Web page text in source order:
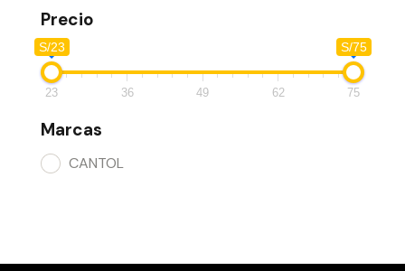
Precio
S/23 S/75
23 36 49 62 75
Marcas
CANTOL